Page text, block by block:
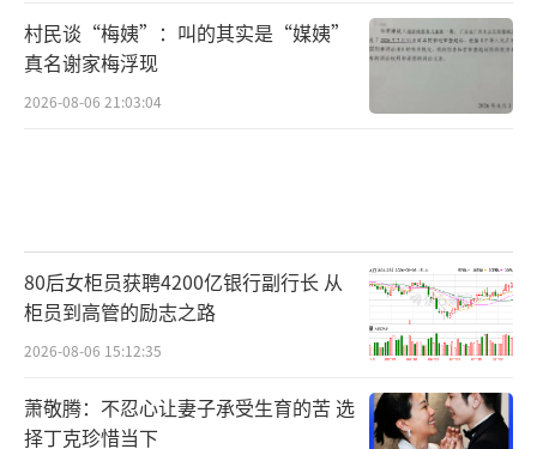
村民谈“梅姨”：叫的其实是“媒姨”
真名谢家梅浮现
2026-08-06 21:03:04
80后女柜员获聘4200亿银行副行长 从
柜员到高管的励志之路
2026-08-06 15:12:35
萧敬腾：不忍心让妻子承受生育的苦 选
择丁克珍惜当下